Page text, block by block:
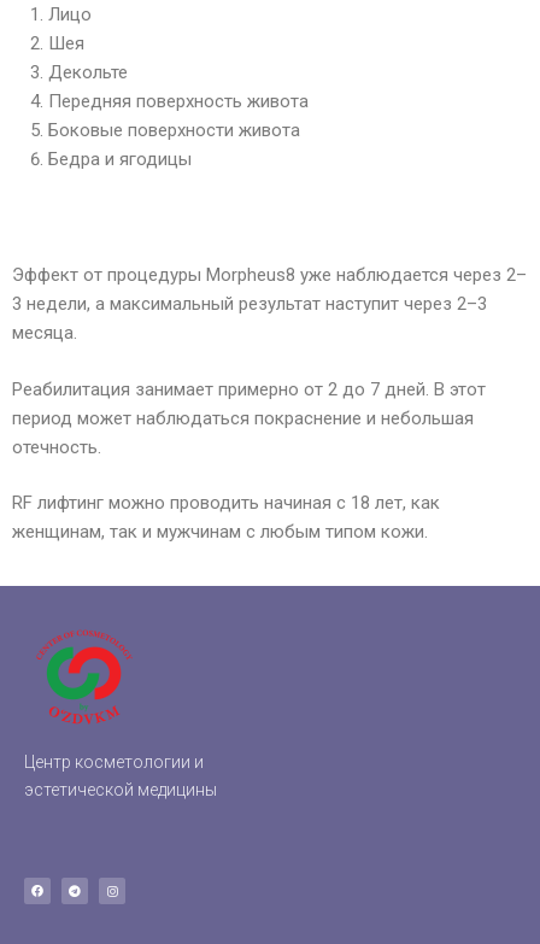
Лицо
Шея
Декольте
Передняя поверхность живота
Боковые поверхности живота
Бедра и ягодицы
Эффект от процедуры Morpheus8 уже наблюдается через 2–
3 недели, а максимальный результат наступит через 2–3
месяца.
Реабилитация занимает примерно от 2 до 7 дней. В этот
период может наблюдаться покраснение и небольшая
отечность.
RF лифтинг можно проводить начиная с 18 лет, как
женщинам, так и мужчинам с любым типом кожи.
Центр косметологии и
эстетической медицины